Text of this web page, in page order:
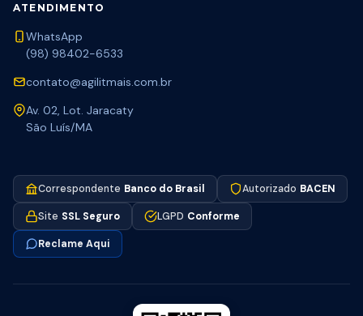
ATENDIMENTO
WhatsApp
(98) 98402-6533
contato@agilitmais.com.br
Av. 02, Lot. Jaracaty
São Luís/MA
Correspondente Banco do Brasil Autorizado BACEN
Site SSL Seguro LGPD Conforme
Reclame Aqui